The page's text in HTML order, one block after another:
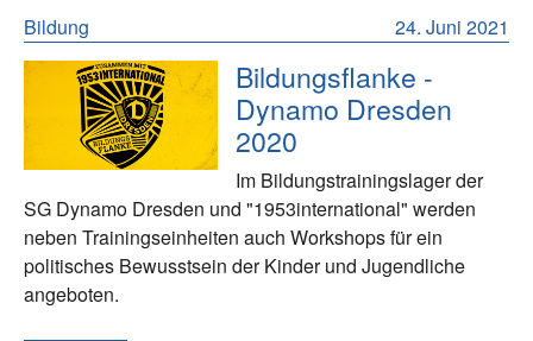
24. Juni 2021
Bildung
Bildungsflanke -
Dynamo Dresden
2020
Im Bildungstrainingslager der
SG Dynamo Dresden und "1953international" werden
neben Trainingseinheiten auch Workshops für ein
politisches Bewusstsein der Kinder und Jugendliche
angeboten.